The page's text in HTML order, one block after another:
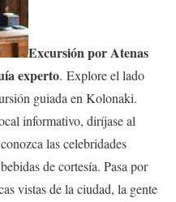
Excursión por Atenas
experto. Explore el lado
guiada en Kolonaki.
informativo, diríjase al
las celebridades
de cortesía. Pasa por
vistas de la ciudad, la gente